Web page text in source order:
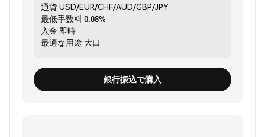
通貨USD/EUR/CHF/AUD/GBP/JPY
最低手数料0.08%
入金 即時
最適な用途 大口
銀行振込で購入